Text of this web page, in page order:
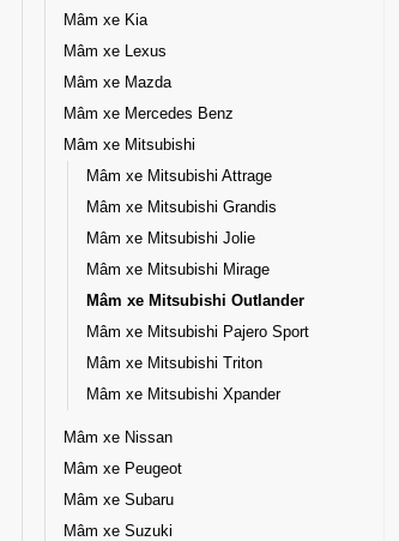
Mâm xe Kia
Mâm xe Lexus
Mâm xe Mazda
Mâm xe Mercedes Benz
Mâm xe Mitsubishi
Mâm xe Mitsubishi Attrage
Mâm xe Mitsubishi Grandis
Mâm xe Mitsubishi Jolie
Mâm xe Mitsubishi Mirage
Mâm xe Mitsubishi Outlander
Mâm xe Mitsubishi Pajero Sport
Mâm xe Mitsubishi Triton
Mâm xe Mitsubishi Xpander
Mâm xe Nissan
Mâm xe Peugeot
Mâm xe Subaru
Mâm xe Suzuki